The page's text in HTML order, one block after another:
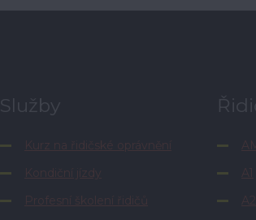
Služby
Kurz na řidičské oprávnění
Kondiční jízdy
Profesní školení řidičů
A1
A2